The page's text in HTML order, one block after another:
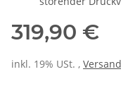
319,90 €
inkl. 19% USt. ,